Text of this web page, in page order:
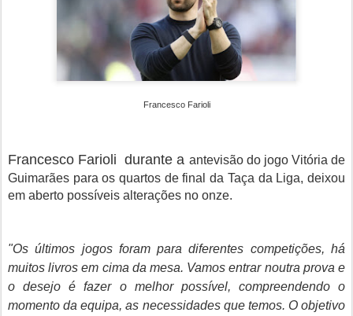
Francesco Farioli
Francesco Farioli durante a antevisão do jogo Vitória de
Guimarães para os quartos de final da Taça da Liga, deixou
em aberto possíveis alterações no onze.
"Os últimos jogos foram para diferentes competições, há
muitos livros em cima da mesa. Vamos entrar noutra prova e
o desejo é fazer o melhor possível, compreendendo o
momento da equipa, as necessidades que temos. O objetivo